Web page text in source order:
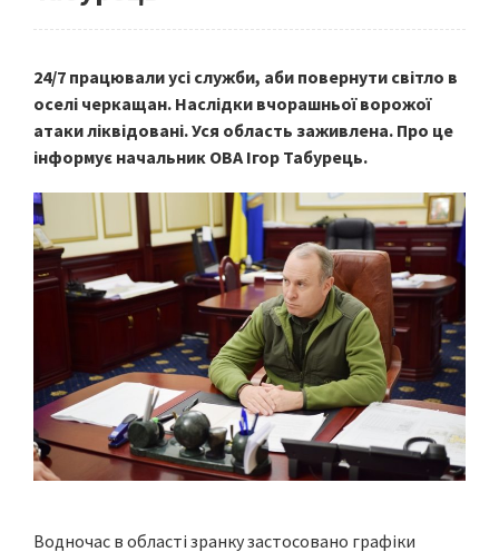
24/7 працювали усі служби, аби повернути світло в
оселі черкащан. Наслідки вчорашньої ворожої
атаки ліквідовані. Уся область заживлена. Про це
інформує начальник ОВА Ігор Табурець.
Водночас в області зранку застосовано графіки